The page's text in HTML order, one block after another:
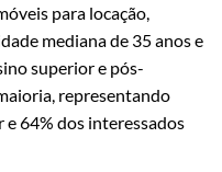
para locação,
mediana de 35 anos e
superior e pós-
representando
64% dos interessados